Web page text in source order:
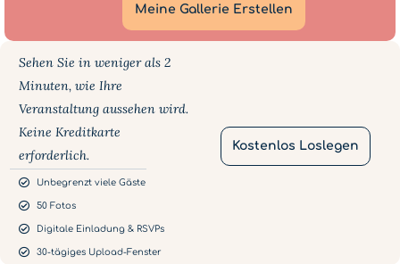
Meine Gallerie Erstellen
Sehen Sie in weniger als 2
Minuten, wie Ihre
Veranstaltung aussehen wird.
Keine Kreditkarte
erforderlich.
Unbegrenzt viele Gäste
50 Fotos
Digitale Einladung & RSVPs
30-tägiges Upload-Fenster
Kostenlos Loslegen